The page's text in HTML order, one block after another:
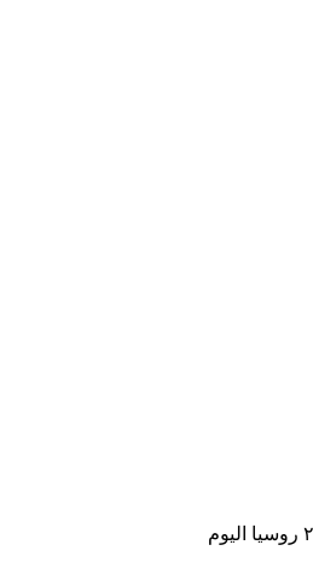
روسيا اليوم